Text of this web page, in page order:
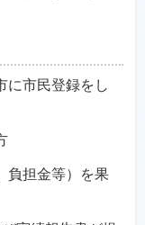
に市民登録をし
負担金等）を果